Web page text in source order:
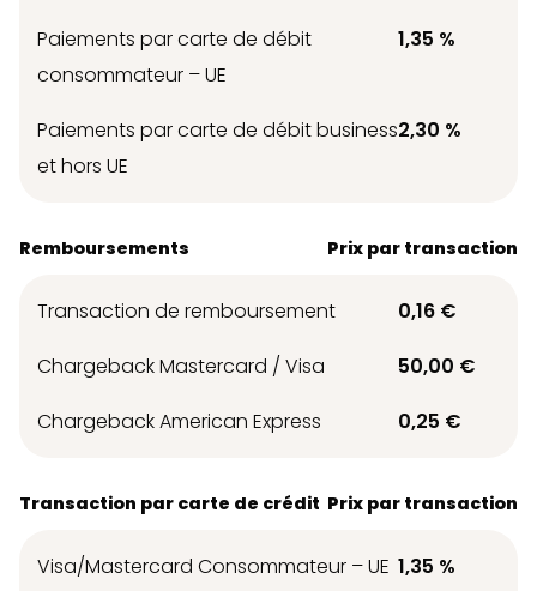
Paiements par carte de débit
consommateur – UE
1,35 %
Paiements par carte de débit business
et hors UE
2,30 %
Remboursements Prix par transaction
Transaction de remboursement
0,16 €
Chargeback Mastercard / Visa
50,00 €
Chargeback American Express
0,25 €
Transaction par carte de crédit Prix par transaction
Visa/Mastercard Consommateur – UE 1,35 %